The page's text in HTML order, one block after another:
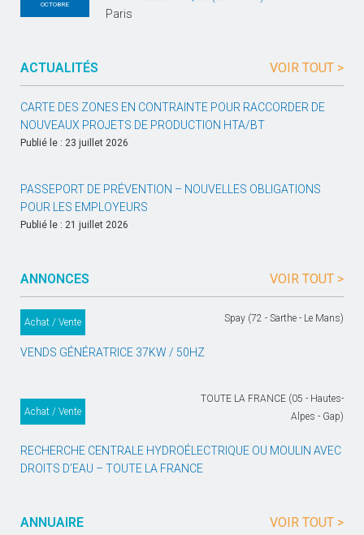
OCTOBRE
Paris
ACTUALITÉS VOIR TOUT >
CARTE DES ZONES EN CONTRAINTE POUR RACCORDER DE
NOUVEAUX PROJETS DE PRODUCTION HTA/BT
Publié le : 23 juillet 2026
PASSEPORT DE PRÉVENTION – NOUVELLES OBLIGATIONS
POUR LES EMPLOYEURS
Publié le : 21 juillet 2026
ANNONCES VOIR TOUT >
Achat / Vente Spay (72 - Sarthe - Le Mans)
VENDS GÉNÉRATRICE 37KW / 50HZ
Achat / Vente
TOUTE LA FRANCE (05 - Hautes-
Alpes - Gap)
RECHERCHE CENTRALE HYDROÉLECTRIQUE OU MOULIN AVEC
DROITS D’EAU – TOUTE LA FRANCE
ANNUAIRE VOIR TOUT >